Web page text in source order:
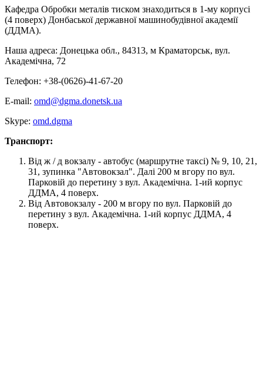
Кафедра Обробки металів тиском знаходиться в 1-му корпусі
(4 поверх) Донбаської державної машинобудівної академії
(ДДМА).
Наша адреса: Донецька обл., 84313, м Краматорськ, вул.
Академічна, 72
Телефон: +38-(0626)-41-67-20
E-mail: omd@dgma.donetsk.ua
Skype: omd.dgma
Транспорт:
Від ж / д вокзалу - автобус (маршрутне таксі) № 9, 10, 21,
31, зупинка "Автовокзал". Далі 200 м вгору по вул.
Парковій до перетину з вул. Академічна. 1-ий корпус
ДДМА, 4 поверх.
Від Автовокзалу - 200 м вгору по вул. Парковій до
перетину з вул. Академічна. 1-ий корпус ДДМА, 4
поверх.